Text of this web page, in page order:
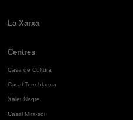
La Xarxa
Centres
Casa de Cultura
Casal Torreblanca
Xalet Negre
Casal Mira-sol